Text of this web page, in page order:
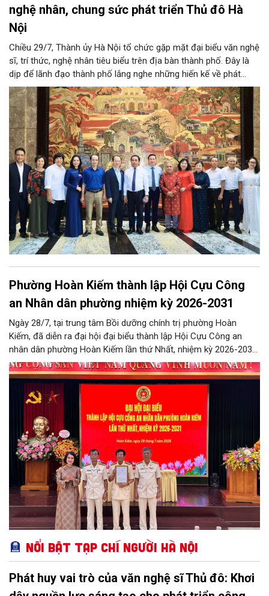
nghệ nhân, chung sức phát triển Thủ đô Hà
Nội
Chiều 29/7, Thành ủy Hà Nội tổ chức gặp mặt đại biểu văn nghệ
sĩ, trí thức, nghệ nhân tiêu biểu trên địa bàn thành phố. Đây là
dịp để lãnh đạo thành phố lắng nghe những hiến kế về phát
triển khoa học công nghệ, đổi mới sáng tạo, công nghiệp văn
hóa và phát huy nguồn lực con người, góp phần tạo động lực
mới cho sự phát triển nhanh, bền vững của Thủ đô.
Phường Hoàn Kiếm thành lập Hội Cựu Công
an Nhân dân phường nhiệm kỳ 2026-2031
Ngày 28/7, tại trung tâm Bồi dưỡng chính trị phường Hoàn
Kiếm, đã diễn ra đại hội đại biểu thành lập Hội Cựu Công an
nhân dân phường Hoàn Kiếm lần thứ Nhất, nhiệm kỳ 2026-2031,
đánh dấu bước kiện toàn tổ chức, phát huy vai trò của lực
lượng cựu Công an nhân dân trong tham gia giữ gìn an ninh trật
tự và xây dựng địa phương.
Nổi bật Tạp chí Người Hà Nội
Phát huy vai trò của văn nghệ sĩ Thủ đô: Khơi